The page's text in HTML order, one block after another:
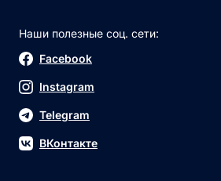
Наши полезные соц. сети:
Facebook
Instagram
Telegram
ВКонтакте